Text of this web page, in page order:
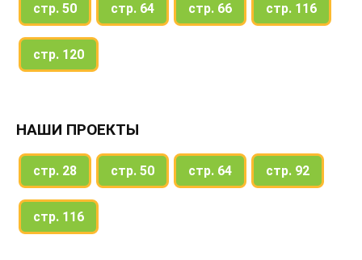
стр. 50 стр. 64 стр. 66 стр. 116
стр. 120
НАШИ ПРОЕКТЫ
стр. 28 стр. 50 стр. 64 стр. 92
стр. 116